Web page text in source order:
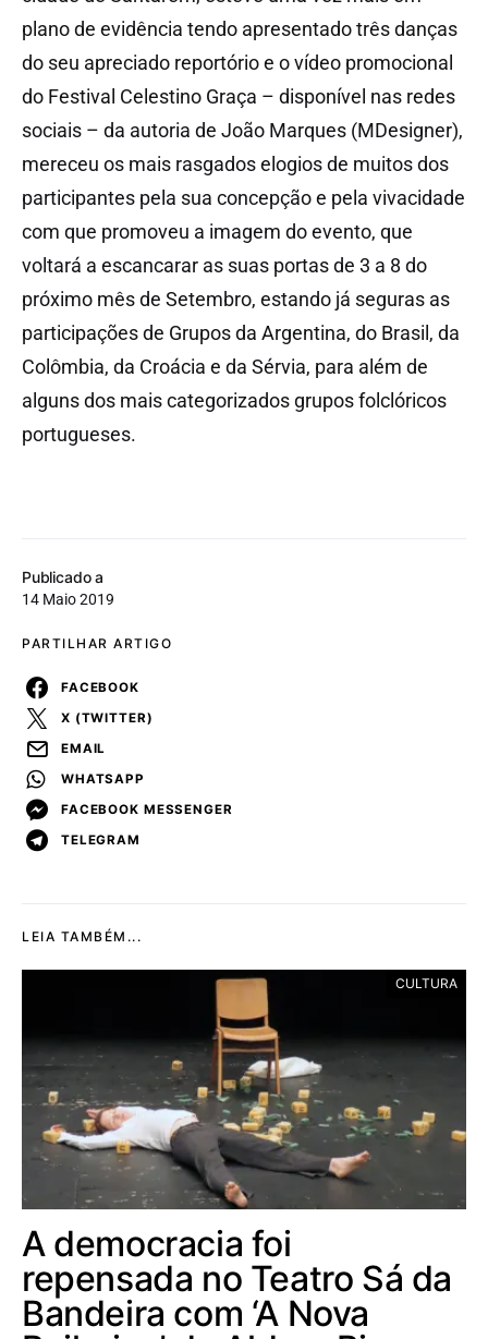
Publicado a
14 Maio 2019
PARTILHAR ARTIGO
FACEBOOK
X (TWITTER)
EMAIL
WHATSAPP
FACEBOOK MESSENGER
TELEGRAM
plano de evidência tendo apresentado três danças
do seu apreciado reportório e o vídeo promocional
do Festival Celestino Graça – disponível nas redes
sociais – da autoria de João Marques (MDesigner),
mereceu os mais rasgados elogios de muitos dos
participantes pela sua concepção e pela vivacidade
com que promoveu a imagem do evento, que
voltará a escancarar as suas portas de 3 a 8 do
próximo mês de Setembro, estando já seguras as
participações de Grupos da Argentina, do Brasil, da
Colômbia, da Croácia e da Sérvia, para além de
alguns dos mais categorizados grupos folclóricos
portugueses.
LEIA TAMBÉM...
CULTURA
A democracia foi
repensada no Teatro Sá da
Bandeira com ‘A Nova